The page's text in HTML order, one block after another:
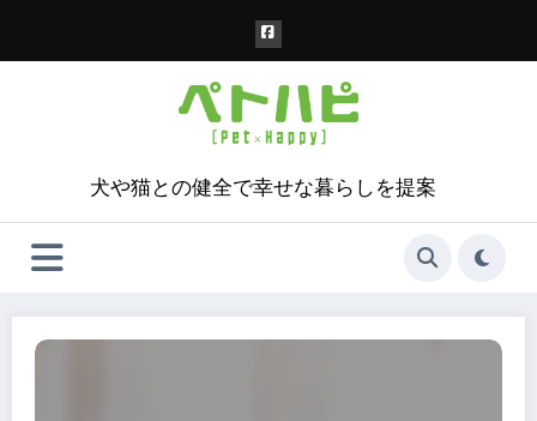
犬や猫との健全で幸せな暮らしを提案